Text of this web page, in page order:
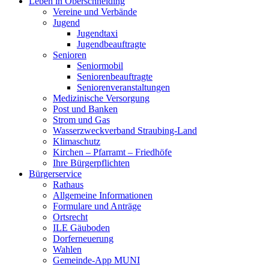
Vereine und Verbände
Jugend
Jugendtaxi
Jugendbeauftragte
Senioren
Seniormobil
Seniorenbeauftragte
Seniorenveranstaltungen
Medizinische Versorgung
Post und Banken
Strom und Gas
Wasserzweckverband Straubing-Land
Klimaschutz
Kirchen – Pfarramt – Friedhöfe
Ihre Bürgerpflichten
Bürgerservice
Rathaus
Allgemeine Informationen
Formulare und Anträge
Ortsrecht
ILE Gäuboden
Dorferneuerung
Wahlen
Gemeinde-App MUNI